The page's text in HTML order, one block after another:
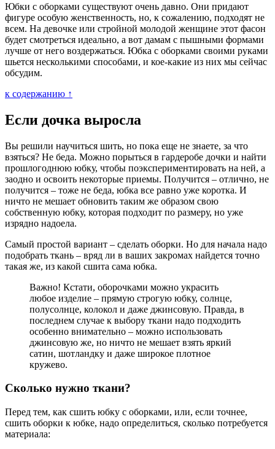
Юбки с оборками существуют очень давно. Они придают
фигуре особую женственность, но, к сожалению, подходят не
всем. На девочке или стройной молодой женщине этот фасон
будет смотреться идеально, а вот дамам с пышными формами
лучше от него воздержаться. Юбка с оборками своими руками
шьется несколькими способами, и кое-какие из них мы сейчас
обсудим.
к содержанию ↑
Если дочка выросла
Вы решили научиться шить, но пока еще не знаете, за что
взяться? Не беда. Можно порыться в гардеробе дочки и найти
прошлогоднюю юбку, чтобы поэкспериментировать на ней, а
заодно и освоить некоторые приемы. Получится – отлично, не
получится – тоже не беда, юбка все равно уже коротка. И
ничто не мешает обновить таким же образом свою
собственную юбку, которая подходит по размеру, но уже
изрядно надоела.
Самый простой вариант – сделать оборки. Но для начала надо
подобрать ткань – вряд ли в ваших закромах найдется точно
такая же, из какой сшита сама юбка.
Важно! Кстати, оборочками можно украсить
любое изделие – прямую строгую юбку, солнце,
полусолнце, колокол и даже джинсовую. Правда, в
последнем случае к выбору ткани надо подходить
особенно внимательно – можно использовать
джинсовую же, но ничто не мешает взять яркий
сатин, шотландку и даже широкое плотное
кружево.
Сколько нужно ткани?
Перед тем, как сшить юбку с оборками, или, если точнее,
сшить оборки к юбке, надо определиться, сколько потребуется
материала: